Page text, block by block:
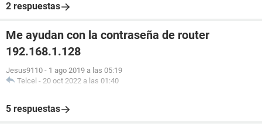
2 respuestas
Me ayudan con la contraseña de router
192.168.1.128
Jesus9110 - 1 ago 2019 a las 05:19
Telcel - 20 oct 2022 a las 01:40
5 respuestas